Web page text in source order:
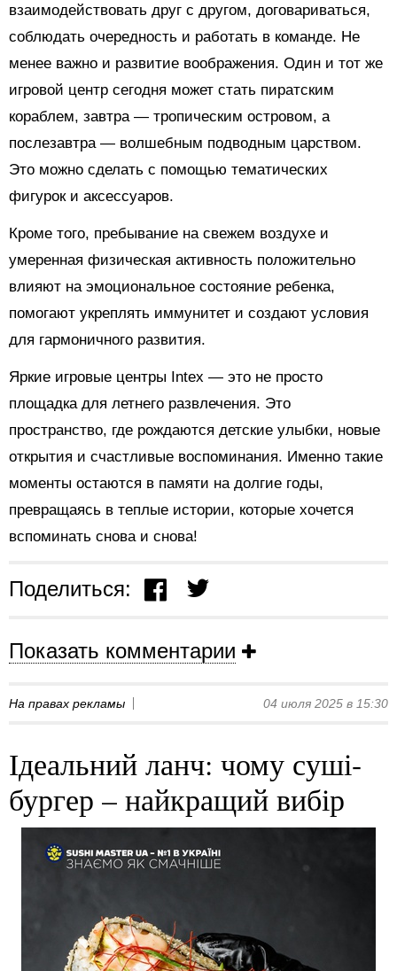
взаимодействовать друг с другом, договариваться,
соблюдать очередность и работать в команде. Не
менее важно и развитие воображения. Один и тот же
игровой центр сегодня может стать пиратским
кораблем, завтра — тропическим островом, а
послезавтра — волшебным подводным царством.
Это можно сделать с помощью тематических
фигурок и аксессуаров.
Кроме того, пребывание на свежем воздухе и
умеренная физическая активность положительно
влияют на эмоциональное состояние ребенка,
помогают укреплять иммунитет и создают условия
для гармоничного развития.
Яркие игровые центры Intex — это не просто
площадка для летнего развлечения. Это
пространство, где рождаются детские улыбки, новые
открытия и счастливые воспоминания. Именно такие
моменты остаются в памяти на долгие годы,
превращаясь в теплые истории, которые хочется
вспоминать снова и снова!
Поделиться:
Показать комментарии
На правах рекламы 04 июля 2025 в 15:30
Ідеальний ланч: чому суші-
бургер – найкращий вибір